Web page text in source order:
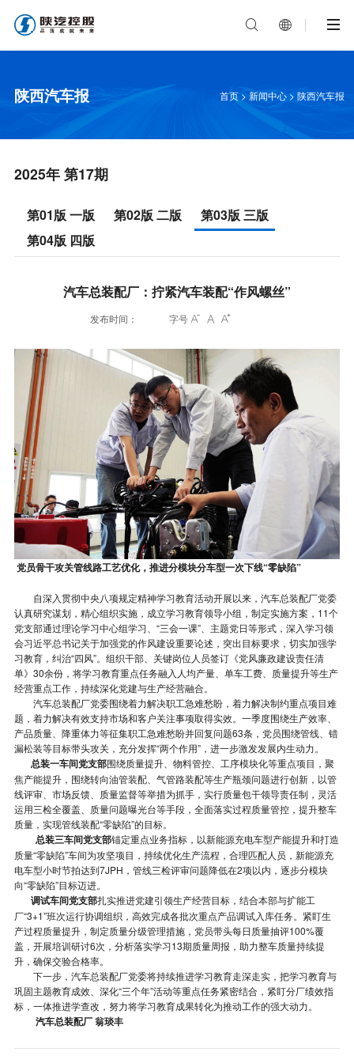
 
陕西汽车报 首页 > 新闻中心 > 陕西汽车报
2025年 第17期
第01版 一版 第02版 二版
第03版 三版
第04版 四版
汽车总装配厂：拧紧汽车装配“作风螺丝”
发布时间： 字号   
党员骨干攻关管线路工艺优化，推进分模块分车型一次下线“零缺陷”
自深入贯彻中央八项规定精神学习教育活动开展以来，汽车总装配厂党委
认真研究谋划，精心组织实施，成立学习教育领导小组，制定实施方案，11个
党支部通过理论学习中心组学习、“三会一课”、主题党日等形式，深入学习领
会习近平总书记关于加强党的作风建设重要论述，突出目标要求，切实加强学
习教育，纠治“四风”。组织干部、关键岗位人员签订《党风廉政建设责任清
单》30余份，将学习教育重点任务融入人均产量、单车工费、质量提升等生产
经营重点工作，持续深化党建与生产经营融合。
汽车总装配厂党委围绕着力解决职工急难愁盼，着力解决制约重点项目难
题，着力解决有效支持市场和客户关注事项取得实效。一季度围绕生产效率、
产品质量、降重体力等征集职工急难愁盼并回复问题63条，党员围绕管线、错
漏松装等目标带头攻关，充分发挥“两个作用”，进一步激发发展内生动力。
总装一车间党支部围绕质量提升、物料管控、工序模块化等重点项目，聚
焦产能提升，围绕转向油管装配、气管路装配等生产瓶颈问题进行创新，以管
线评审、市场反馈、质量监督等举措为抓手，实行质量包干领导责任制，灵活
运用三检全覆盖、质量问题曝光台等手段，全面落实过程质量管控，提升整车
质量，实现管线装配“零缺陷”的目标。
总装三车间党支部锚定重点业务指标，以新能源充电车型产能提升和打造
质量“零缺陷”车间为攻坚项目，持续优化生产流程，合理匹配人员，新能源充
电车型小时节拍达到7JPH，管线三检评审问题降低在2项以内，逐步分模块
向“零缺陷”目标迈进。
调试车间党支部扎实推进党建引领生产经营目标，结合本部与扩能工
厂“3+1”班次运行协调组织，高效完成各批次重点产品调试入库任务。紧盯生
产过程质量提升，制定质量分级管理措施，党员带头每日质量抽评100%覆
盖，开展培训研讨6次，分析落实学习13期质量周报，助力整车质量持续提
升，确保交验合格率。
下一步，汽车总装配厂党委将持续推进学习教育走深走实，把学习教育与
巩固主题教育成效、深化“三个年”活动等重点任务紧密结合，紧盯分厂绩效指
标，一体推进学查改，努力将学习教育成果转化为推动工作的强大动力。
汽车总装配厂 翁琰丰